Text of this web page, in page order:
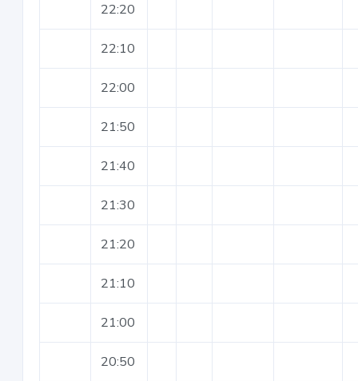
22:20
22:10
22:00
21:50
21:40
21:30
21:20
21:10
21:00
20:50